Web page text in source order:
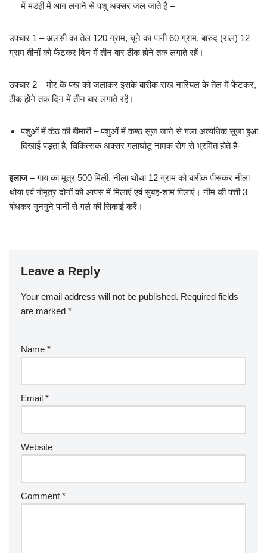
में मडही में आग लगाने से पशु अक्सर जल जाते हैं –
उपचार 1 – अलसी का तेल 120 ग्राम, चूने का पानी 60 ग्राम, बारुद (राल) 12
ग्राम तीनों को फेंटकर दिन में तीन बार ठीक होने तक लगाते रहें।
उपचार 2 – मोर के पंख को जलाकर इसके बारीक राख नारियल के तेल में फेंटकर,
ठीक होने तक दिन में तीन बार लगाते रहें।
पशुओं में कंठ की बीमारी – पशुओं में कण्ठ सूज जाने से गला अत्यधिक सूजा हुआ
दिखाई पड़ता है, चिकित्सक अक्सर गलाघोटू नामक रोग से भ्रमित होते हैं-
इलाज –गाय का मूत्र 500 मिली, नीला थोथा 12 ग्राम को बारीक पीसकर नीला
थोया एवं गोमूत्र दोनों को आपस में मिलाएं एवं सुबह-शाम पिलाएं। नीम की पत्ती 3
बांधकर गुनगुने पानी से गले की सिकाई करें।
Leave a Reply
Your email address will not be published. Required fields
are marked *
Name *
Email *
Website
Comment *